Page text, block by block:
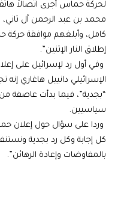
لحركة حماس أجرى اتصالاً
محمد بن عبد الرحمن آل
كامل، وأبلغهم موافقة
إطلاق النار الإثنين”.
وفي أول رد لإسرائيل على
الإسرائيلي دانييل هاغاري
“بجدية”، فيما بدأت عاصفة
سياسيين.
وردا على سؤال حول إعلان
كل إجابة وكل رد بجدية
بالمفاوضات وإعادة الرهائن”.